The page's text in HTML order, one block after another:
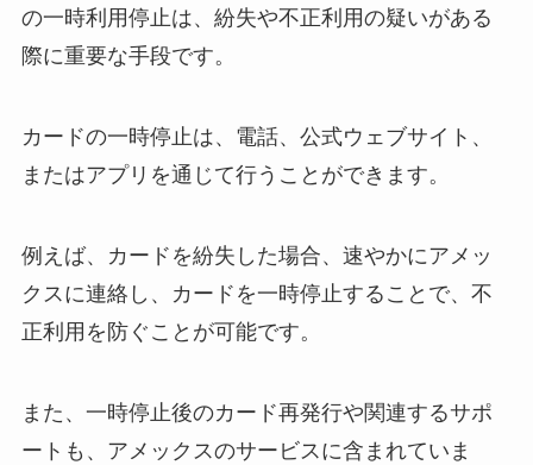
の一時利用停止は、紛失や不正利用の疑いがある
際に重要な手段です。
カードの一時停止は、電話、公式ウェブサイト、
またはアプリを通じて行うことができます。
例えば、カードを紛失した場合、速やかにアメッ
クスに連絡し、カードを一時停止することで、不
正利用を防ぐことが可能です。
また、一時停止後のカード再発行や関連するサポ
ートも、アメックスのサービスに含まれていま